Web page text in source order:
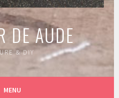
DE AUDE
& DIY
MENU